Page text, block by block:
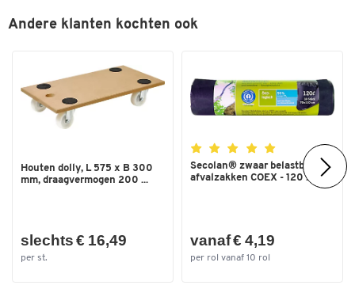
Andere klanten kochten ook
Houten dolly, L 575 x B 300
mm, draagvermogen 200 ...
slechts € 16,49
per st.
Secolan® zwaar belastbare
afvalzakken COEX - 120 ...
vanaf € 4,19
per rol vanaf 10 rol